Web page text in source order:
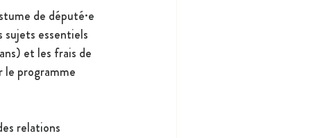
de député·e
sujets essentiels
et les frais de
le programme
relations